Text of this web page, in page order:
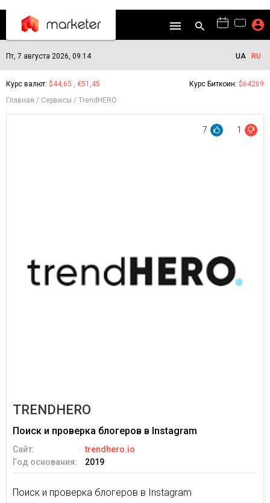
Пт, 7 августа 2026, 09:14 UA RU
Курс валют: $44,65 , €51,45 Курс Биткоин: $64269
Главная
Сервисы TrendHERO
7 1
TRENDHERO
Поиск и проверка блогеров в Instagram
Сайт:
trendhero.io
Год основания:
2019
Поиск и проверка блогеров в Instagram